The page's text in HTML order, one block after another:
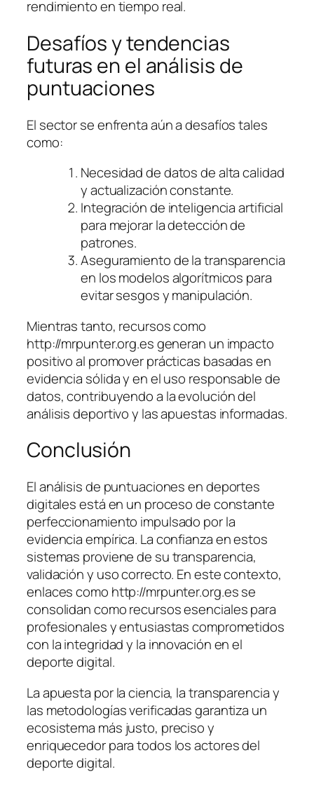
rendimiento en tiempo real.
Desafíos y tendencias
futuras en el análisis de
puntuaciones
El sector se enfrenta aún a desafíos tales
como:
Necesidad de datos de alta calidad
y actualización constante.
Integración de inteligencia artificial
para mejorar la detección de
patrones.
Aseguramiento de la transparencia
en los modelos algorítmicos para
evitar sesgos y manipulación.
Mientras tanto, recursos como
http://mrpunter.org.es generan un impacto
positivo al promover prácticas basadas en
evidencia sólida y en el uso responsable de
datos, contribuyendo a la evolución del
análisis deportivo y las apuestas informadas.
Conclusión
El análisis de puntuaciones en deportes
digitales está en un proceso de constante
perfeccionamiento impulsado por la
evidencia empírica. La confianza en estos
sistemas proviene de su transparencia,
validación y uso correcto. En este contexto,
enlaces como http://mrpunter.org.es se
consolidan como recursos esenciales para
profesionales y entusiastas comprometidos
con la integridad y la innovación en el
deporte digital.
La apuesta por la ciencia, la transparencia y
las metodologías verificadas garantiza un
ecosistema más justo, preciso y
enriquecedor para todos los actores del
deporte digital.